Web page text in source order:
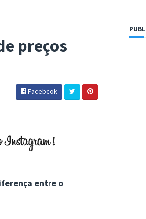
preços
Facebook
entre o